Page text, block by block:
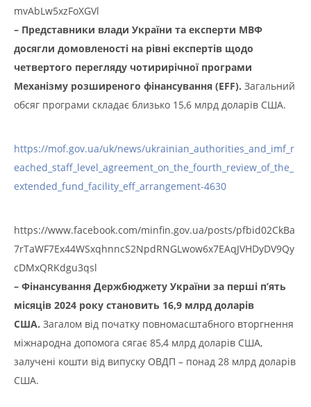
mvAbLw5xzFoXGVl
– Представники влади України та експерти МВФ
досягли домовленості на рівні експертів щодо
четвертого перегляду чотирирічної програми
Механізму розширеного фінансування (EFF). Загальний
обсяг програми складає близько 15,6 млрд доларів США.
https://mof.gov.ua/uk/news/ukrainian_authorities_and_imf_r
eached_staff_level_agreement_on_the_fourth_review_of_the_
extended_fund_facility_eff_arrangement-4630
https://www.facebook.com/minfin.gov.ua/posts/pfbid02CkBa
7rTaWF7Ex44WSxqhnncS2NpdRNGLwow6x7EAqJVHDyDV9Qy
cDMxQRKdgu3qsl
– Фінансування Держбюджету України за перші п’ять
місяців 2024 року становить 16,9 млрд доларів
США. Загалом від початку повномасштабного вторгнення
міжнародна допомога сягає 85,4 млрд доларів США,
залучені кошти від випуску ОВДП – понад 28 млрд доларів
США.